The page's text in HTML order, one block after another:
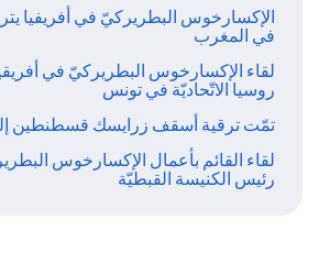
الإكسارخوس البطريركيّ في أفريفيا
في المغرب
لقاء الإكسارخوس البطريركيّ في
روسيا الاتّحاديّة في تونس
تمّت ترقية أسقف زرايسك قسطنطين
لقاء القائم بأعمال الإكسارخوس
رئيس الكنيسة القبطيّة